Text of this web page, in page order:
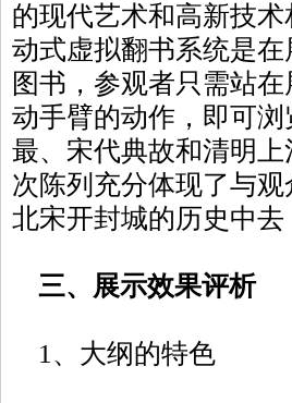
的现代艺术和高新技
动式虚拟翻书系统是
图书，参观者只需站
动手臂的动作，即可
最、宋代典故和清明
次陈列充分体现了与
北宋开封城的历史
三、展示效果评析
1、大纲的特色